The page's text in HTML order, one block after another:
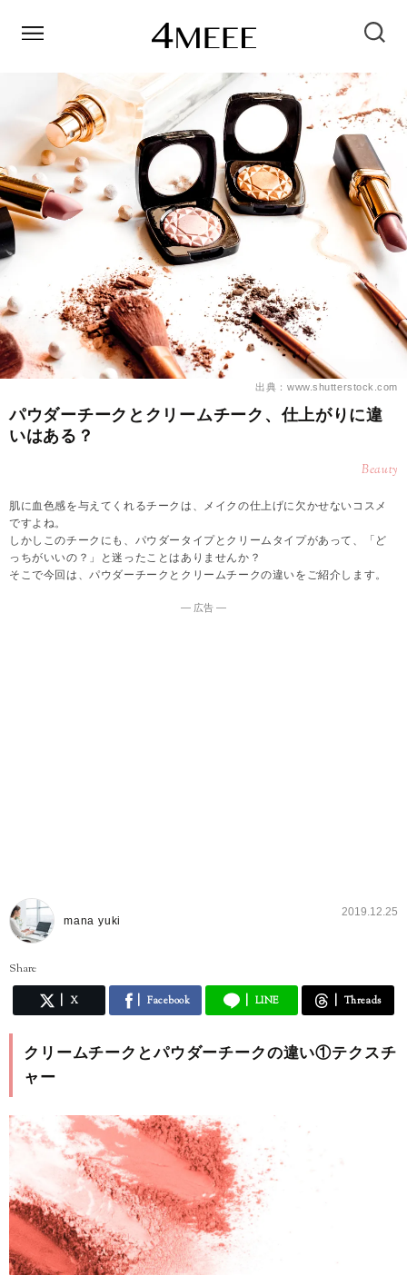
出典：www.shutterstock.com
パウダーチークとクリームチーク、仕上がりに違
いはある？
Beauty
肌に血色感を与えてくれるチークは、メイクの仕上げに欠かせないコスメ
ですよね。
しかしこのチークにも、パウダータイプとクリームタイプがあって、「ど
っちがいいの？」と迷ったことはありませんか？
そこで今回は、パウダーチークとクリームチークの違いをご紹介します。
― 広告 ―
mana yuki
2019.12.25
Share
X Facebook LINE Threads
クリームチークとパウダーチークの違い①テクスチ
ャー